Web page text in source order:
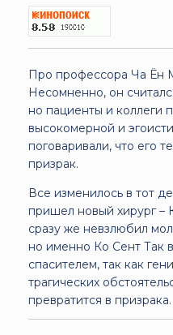
Про профессора Ча Ён
Несомненно, он
но пациенты и коллеги
высокомерной и
поговаривали, что его
призрак.
Все изменилось в тот
пришел новый хирург –
сразу же невзлюбил
но именно Ко Сент Так в
спасителем, так как
трагических
превратится в призрака.